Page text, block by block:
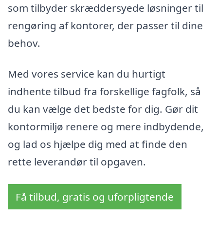
som tilbyder skræddersyede løsninger til
rengøring af kontorer, der passer til dine
behov.
Med vores service kan du hurtigt
indhente tilbud fra forskellige fagfolk, så
du kan vælge det bedste for dig. Gør dit
kontormiljø renere og mere indbydende,
og lad os hjælpe dig med at finde den
rette leverandør til opgaven.
Få tilbud, gratis og uforpligtende